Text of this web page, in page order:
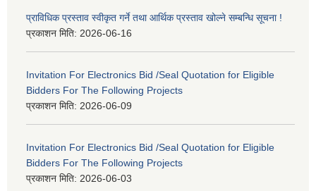
प्राविधिक प्रस्ताव स्वीकृत गर्ने तथा आर्थिक प्रस्ताव खोल्ने सम्बन्धि सूचना !
प्रकाशन मिति: 2026-06-16
Invitation For Electronics Bid /Seal Quotation for Eligible
Bidders For The Following Projects
प्रकाशन मिति: 2026-06-09
Invitation For Electronics Bid /Seal Quotation for Eligible
Bidders For The Following Projects
प्रकाशन मिति: 2026-06-03